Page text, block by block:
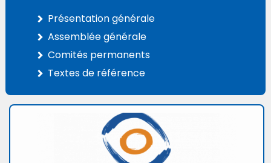
Présentation générale
Assemblée générale
Comités permanents
Textes de référence